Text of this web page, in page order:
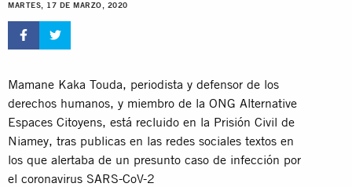
MARTES, 17 DE MARZO, 2020
Mamane Kaka Touda, periodista y defensor de los
derechos humanos, y miembro de la ONG Alternative
Espaces Citoyens, está recluido en la Prisión Civil de
Niamey, tras publicas en las redes sociales textos en
los que alertaba de un presunto caso de infección por
el coronavirus SARS-CoV-2